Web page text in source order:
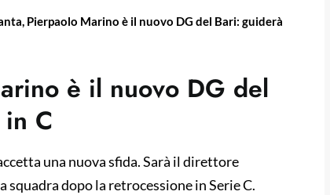
Pierpaolo Marino è il nuovo DG del Bari: guiderà
è il nuovo DG del
C
una nuova sfida. Sarà il direttore
dopo la retrocessione in Serie C.